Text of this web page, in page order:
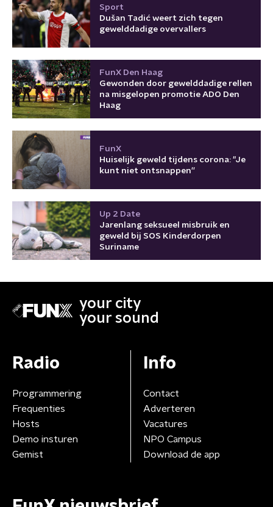
Sport
Dušan Tadić weert zich tegen
gewelddadige overvallers
FunX Den Haag
Gewonden door gewelddadige rellen
na misgelopen promotie ADO Den
Haag
FunX
Huiselijk geweld tijdens corona: "Je
kunt niet ontsnappen''
Up 2 Date
Jarenlang seksueel misbruik en
geweld bij SOS Kinderdorpen
Suriname
your city
your sound
Radio
Programmering
Frequenties
Hosts
Demo insturen
Gemist
Info
Contact
Adverteren
Vacatures
NPO Campus
Download de app